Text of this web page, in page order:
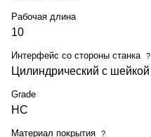
Рабочая длина
10
Интерфейс со стороны станка ?
Цилиндрический с шейкой
Grade
HC
Материал покрытия ?